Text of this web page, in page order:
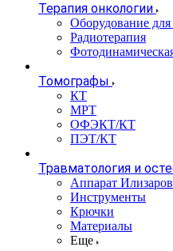
Терапия онкологии
Оборудование для
Радиотерапия
Томографы
КТ
МРТ
ОФЭКТ/КТ
ПЭТ/КТ
Травматология и
Аппарат
Инструменты
Крючки
Материалы
Еще